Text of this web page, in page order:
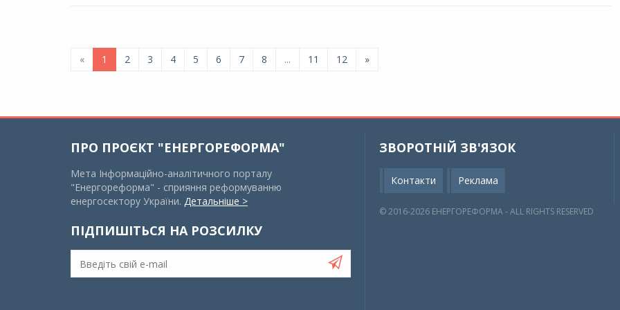
« 1 2 3 4 5 6 7 8 ... 11 12 »
ПРО ПРОЄКТ "ЕНЕРГОРЕФОРМА"
Мета Інформаційно-аналітичного порталу
"Енергореформа" - сприяння реформуванню
енергосектору України. Детальніше >
ПІДПИШІТЬСЯ НА РОЗСИЛКУ
ЗВОРОТНІЙ ЗВ'ЯЗОК
Контакти Реклама
© 2016-2026 EНЕРГОРЕФОРМА - ALL RIGHTS RESERVED